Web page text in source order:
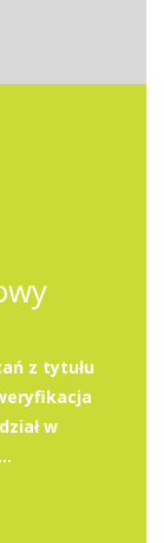
z tytułu
w